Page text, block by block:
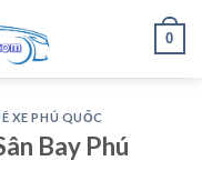
0
XE PHÚ QUỐC
Bay Phú